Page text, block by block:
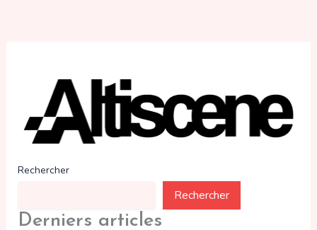
Rechercher
Rechercher
Derniers articles